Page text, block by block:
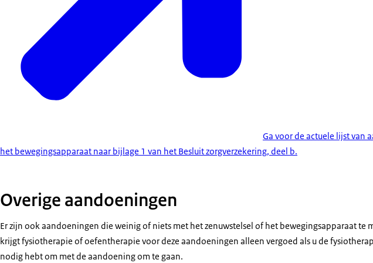
Ga voor de actuele lijst van
het bewegingsapparaat naar bijlage 1 van het Besluit zorgverzekering, deel b.
Overige aandoeningen
Er zijn ook aandoeningen die weinig of niets met het zenuwstelsel of het bewegingsapparaat te
krijgt fysiotherapie of oefentherapie voor deze aandoeningen alleen vergoed als u de
nodig hebt om met de aandoening om te gaan.